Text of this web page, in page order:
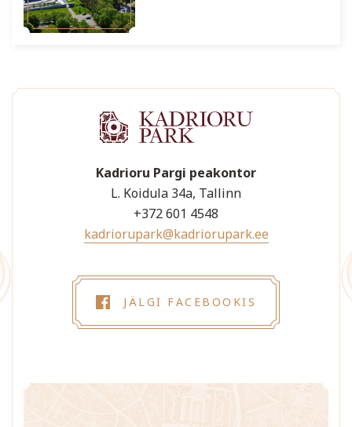
Kadrioru Pargi peakontor
L. Koidula 34a, Tallinn
+372 601 4548
kadriorupark@kadriorupark.ee
JÄLGI FACEBOOKIS